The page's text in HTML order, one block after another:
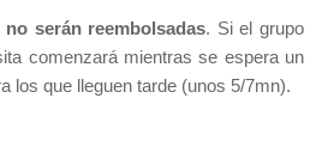
no serán reembolsadas. Si el grupo
comenzará mientras se espera un
los que lleguen tarde (unos 5/7mn).